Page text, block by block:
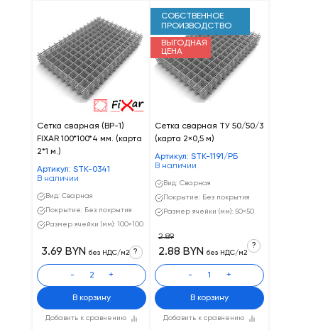
Сетка сварная (ВР-1)
FIXAR 100*100*4 мм. (карта
2*1 м.)
Артикул: STK-0341
В наличии
Вид: Сварная
Покрытие: Без покрытия
Размер ячейки (мм): 100×100
Добавить к сравнению
3.69 BYN без НДС/м2 ?
- +
В корзину
СОБСТВЕННОЕ
ПРОИЗВОДСТВО
ВЫГОДНАЯ
ЦЕНА
Сетка сварная ТУ 50/50/3
(карта 2×0,5 м)
Артикул: STK-1191/РБ
В наличии
Вид: Сварная
Покрытие: Без покрытия
Размер ячейки (мм): 50×50
Добавить к сравнению
2.89
2.88 BYN без НДС/м2
?
- +
В корзину